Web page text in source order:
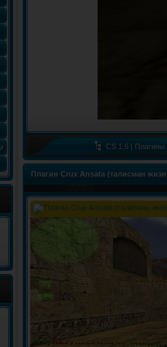
CS 1.6 | Плагины
Плагин Crux Ansata (талисман